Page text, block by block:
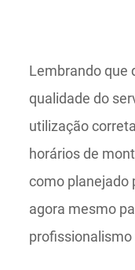
Lembrando que
qualidade do
utilização
horários de
como planejado
agora mesmo